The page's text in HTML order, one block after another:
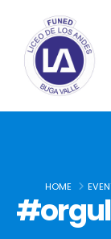
HOME